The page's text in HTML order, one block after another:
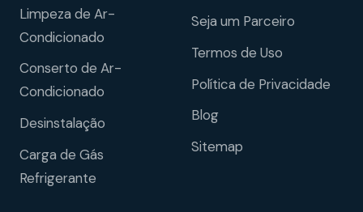
Limpeza de Ar-
Condicionado
Conserto de Ar-
Condicionado
Desinstalação
Carga de Gás
Refrigerante
Seja um Parceiro
Termos de Uso
Política de Privacidade
Blog
Sitemap